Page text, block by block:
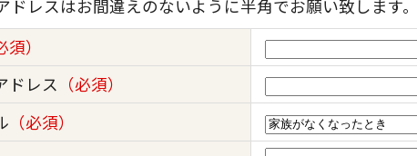
レスはお間違えのないように半角でお願い致します。
須）
ドレス （必須）
（必須）